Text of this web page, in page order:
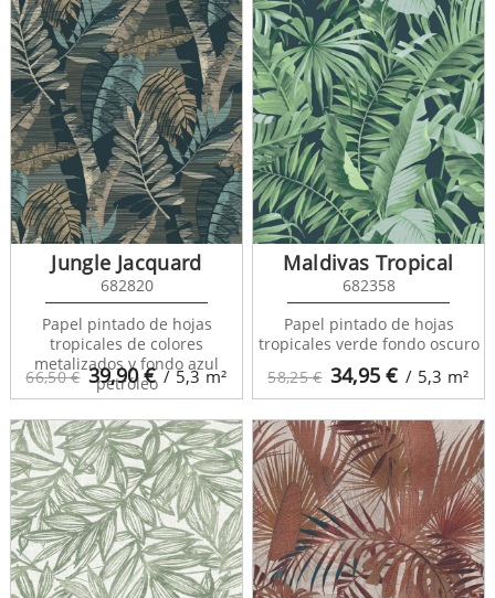
66,50 € 39,90€ / 5,3m²
Jungle Jacquard
682820
Papel pintado de hojas
tropicales de colores
metalizados y fondo azul
petróleo
58,25 € 34,95 € / 5,3 m²
Maldivas Tropical
682358
Papel pintado de hojas
tropicales verde fondo oscuro